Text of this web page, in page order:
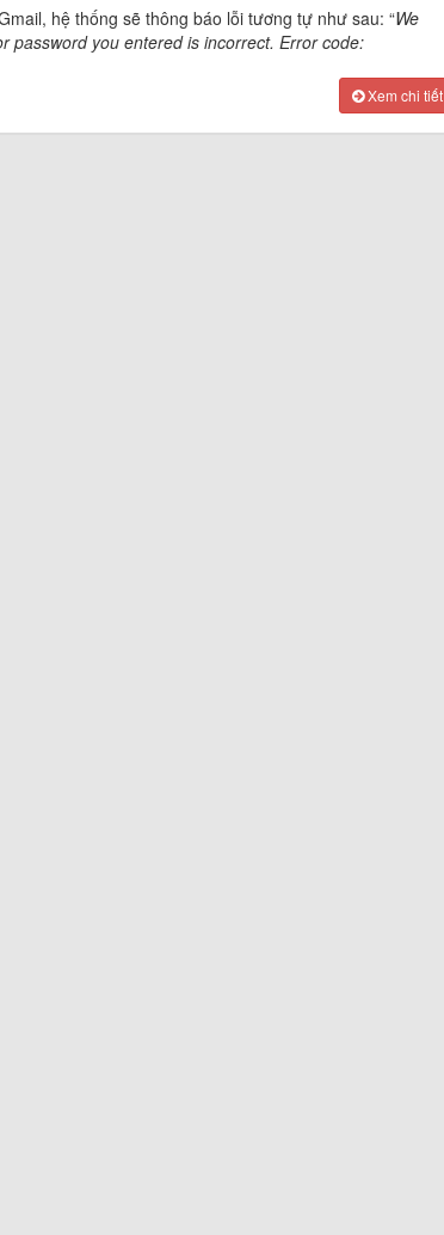
hệ thống sẽ thông báo lỗi tương tự như sau: “We
password you entered is incorrect. Error code:
Xem chi tiết